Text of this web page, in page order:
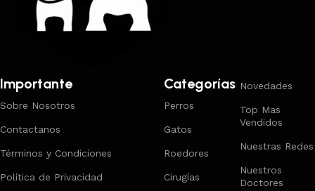
Importante
Sobre Nosotros
Contactanos
Términos y Condiciones
Política de Privacidad
Categorías
Perros
Gatos
Roedores
Cirugías
Novedades
Top Mas
Vendidos
Nuestras Redes
Nuestros
Doctores